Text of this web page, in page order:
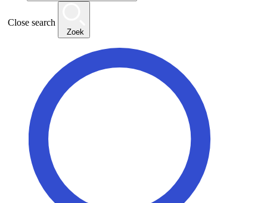
Close search
Zoek